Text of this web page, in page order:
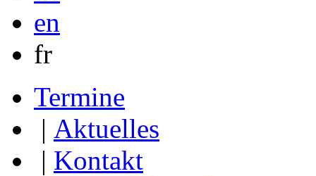
en
fr
Termine
| Aktuelles
| Kontakt